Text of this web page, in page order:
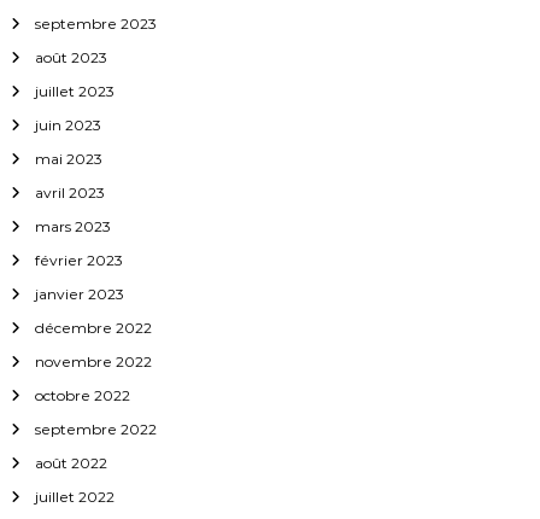
i
c
l
e
septembre 2023
août 2023
juillet 2023
juin 2023
mai 2023
avril 2023
mars 2023
février 2023
janvier 2023
décembre 2022
novembre 2022
octobre 2022
septembre 2022
août 2022
juillet 2022